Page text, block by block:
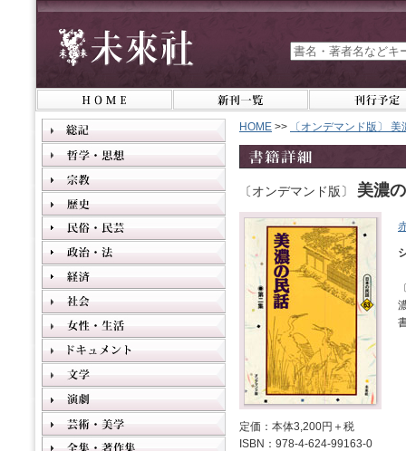
HOME >> 〔オンデマンド版〕
〔オンデマンド版〕 美濃
定価：本体3,200円＋税
ISBN：978-4-624-99163-0